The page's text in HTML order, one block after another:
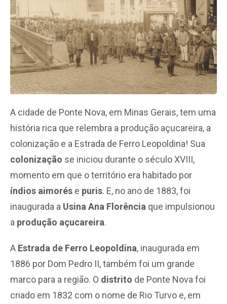
A cidade de Ponte Nova, em Minas Gerais, tem uma
história rica que relembra a produção açucareira, a
colonização e a Estrada de Ferro Leopoldina! Sua
colonização se iniciou durante o século XVIII,
momento em que o território era habitado por
índios aimorés e puris. E, no ano de 1883, foi
inaugurada a Usina Ana Florência que impulsionou
a produção açucareira.
A Estrada de Ferro Leopoldina, inaugurada em
1886 por Dom Pedro II, também foi um grande
marco para a região. O distrito de Ponte Nova foi
criado em 1832 com o nome de Rio Turvo e, em